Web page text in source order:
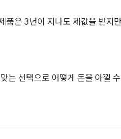
품은 3년이 지나도 제값을 받지
는 선택으로 어떻게 돈을 아낄